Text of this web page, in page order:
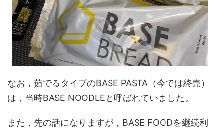
なお，茹でるタイプのBASE PASTA（今では終売）
は，当時BASE NOODLEと呼ばれていました。
また，先の話になりますが，BASE FOODを継続利